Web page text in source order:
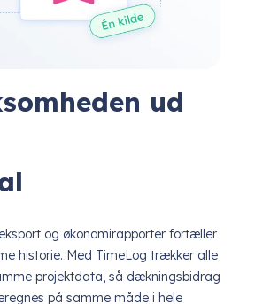
ud
og økonomirapporter fortæller
historie. Med TimeLog trækker alle
projektdata, så dækningsbidrag
på samme måde i hele